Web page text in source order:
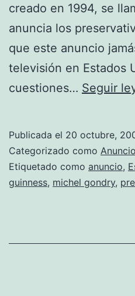
creado en 1994, se
anuncia los
que este anuncio
televisión en Estados
cuestiones… Seguir
Publicada el 20 octubre,
Categorizado como
Etiquetado como anuncio,
guinness, michel gondry,